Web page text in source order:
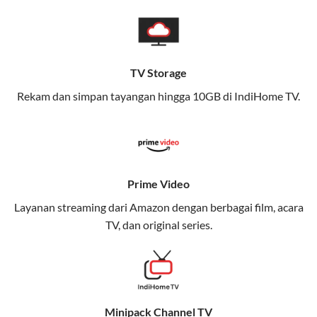
memungkinkan Anda menikmati internet cepat baik
di rumah maupun saat bepergian.
Dengan Telkomsel One, Anda tidak terikat pada satu
teknologi jaringan tertentu, sehingga bisa menikmati
Keunggulan Telkomsel One
Nikmati kecepatan internet super cepat untuk
streaming, gaming, dan bekerja dari rumah.
Memudahkan Anda dalam mengelola jaringan dan
meningkatkan keamanan.
Kuota Keluarga
TV Storage
Rekam dan simpan tayangan hingga 10GB di IndiHome TV.
Prime Video
Layanan streaming dari Amazon dengan berbagai film, acara
TV, dan original series.
Minipack Channel TV